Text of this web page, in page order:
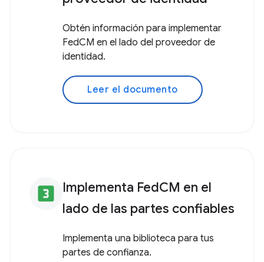
Obtén información para implementar
FedCM en el lado del proveedor de
identidad.
Leer el documento
looks_3 Implementa FedCM en el
lado de las partes confiables
Implementa una biblioteca para tus
partes de confianza.